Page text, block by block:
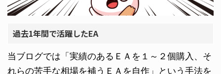
過去1年間で活躍したEA
当ブログでは「実績のあるＥＡを１～２個購入、そ
れらの苦手な相場を補うＥＡを自作」という手法を